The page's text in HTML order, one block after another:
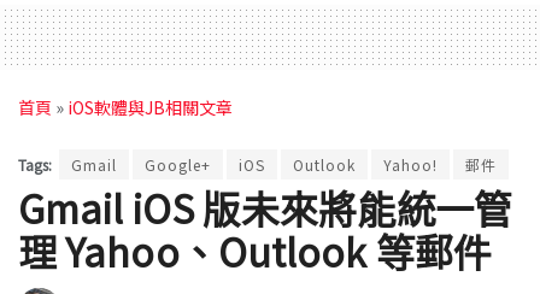
首頁 » iOS軟體與JB相關文章
Tags: Gmail Google+ iOS Outlook Yahoo! 郵件
Gmail iOS 版未來將能統一管
理 Yahoo、Outlook 等郵件